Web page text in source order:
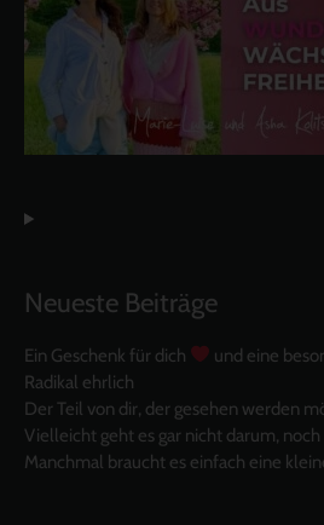
Neueste Beiträge
Ein Geschenk für dich
und eine
Radikal ehrlich
Der Teil von dir, der gesehen werden
Vielleicht geht es gar nicht darum,
Manchmal braucht es einfach eine